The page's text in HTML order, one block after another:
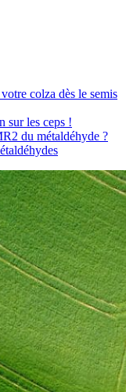
colza dès le semis
sur les ceps !
du métaldéhyde ?